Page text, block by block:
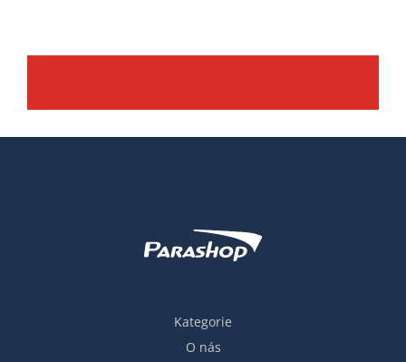
Kategorie
O nás